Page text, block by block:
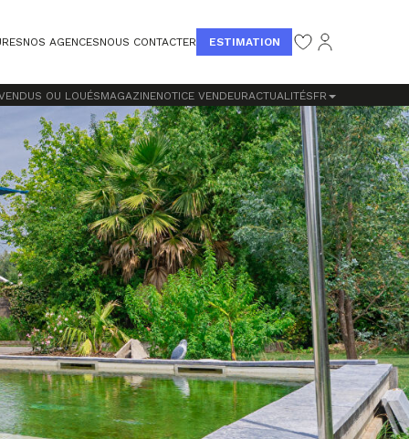
NOS AGENCESNOUS CONTACTER ESTIMATION
OU LOUÉSMAGAZINENOTICE VENDEURACTUALITÉSFR